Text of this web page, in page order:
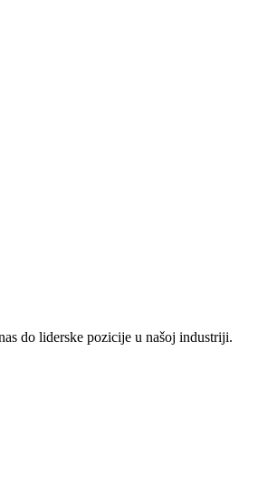
do liderske pozicije u našoj industriji.